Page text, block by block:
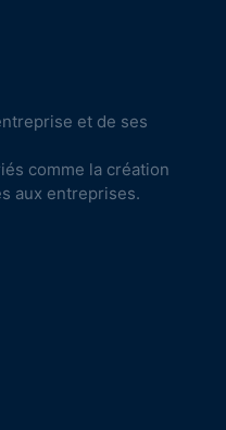
et de ses
comme la création
aux entreprises.